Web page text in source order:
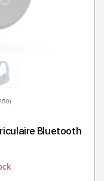
Bluetooth